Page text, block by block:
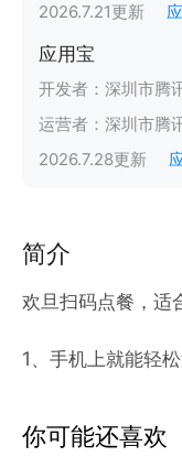
2026.7.21更新
应用宝
开发者： 深圳市腾
运营者： 深圳市腾
2026.7.28更新
简介
欢旦扫码点餐，适
1、手机上就能轻
3、服务员可以使
你可能还喜欢